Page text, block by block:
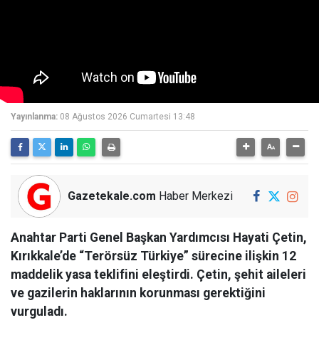
Yayınlanma: 08 Ağustos 2026 Cumartesi 13:48
Gazetekale.com Haber Merkezi
Anahtar Parti Genel Başkan Yardımcısı Hayati Çetin,
Kırıkkale’de “Terörsüz Türkiye” sürecine ilişkin 12
maddelik yasa teklifini eleştirdi. Çetin, şehit aileleri
ve gazilerin haklarının korunması gerektiğini
vurguladı.